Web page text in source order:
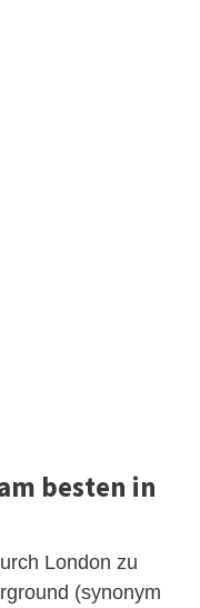
besten in
London zu
(synonym